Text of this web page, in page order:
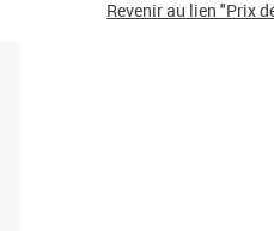
Revenir au lien "Prix